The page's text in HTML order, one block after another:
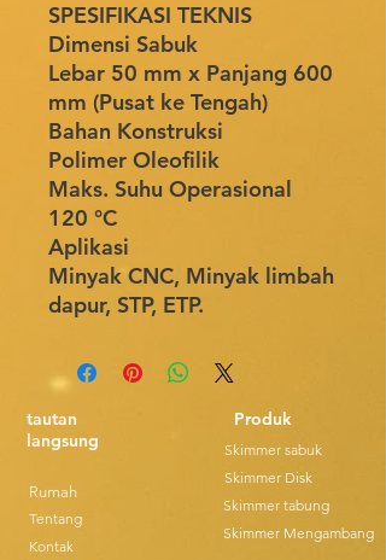
SPESIFIKASI TEKNIS
Dimensi Sabuk
Lebar 50 mm x Panjang 600
mm (Pusat ke Tengah)
Bahan Konstruksi
Polimer Oleofilik
Maks. Suhu Operasional
120 °C
Aplikasi
Minyak CNC, Minyak limbah
dapur, STP, ETP.
tautan
langsung
Rumah
Tentang
Kontak
Produk
Skimmer sabuk
Skimmer Disk
Skimmer tabung
Skimmer Mengambang